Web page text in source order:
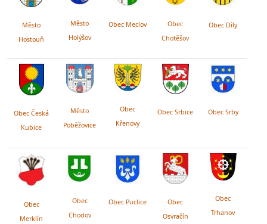
Město
Hostouň
Město
Holýšov
Obec Meclov
Obec
Chotěšov
Obec Díly
Obec Česká
Kubice
Město
Poběžovice
Obec
Křenovy
Obec Srbice Obec Srby
Obec
Merklín
Obec
Chodov
Obec Puclice
Obec
Osvračín
Obec
Trhanov